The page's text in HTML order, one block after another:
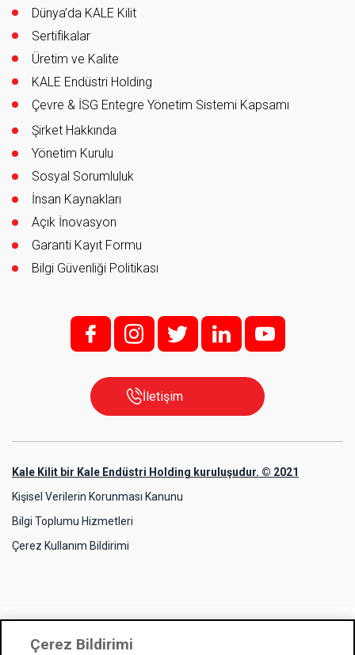
Dünya’da KALE Kilit
Sertifikalar
Üretim ve Kalite
KALE Endüstri Holding
Çevre & İSG Entegre Yönetim Sistemi Kapsamı
Şirket Hakkında
Yönetim Kurulu
Sosyal Sorumluluk
İnsan Kaynakları
Açık İnovasyon
Garanti Kayıt Formu
Bilgi Güvenliği Politikası
f; i; t l y
İletişim
Kale Kilit bir Kale Endüstri Holding kuruluşudur. © 2021
Kişisel Verilerin Korunması Kanunu
Bilgi Toplumu Hizmetleri
Çerez Kullanım Bildirimi
Çerez Bildirimi